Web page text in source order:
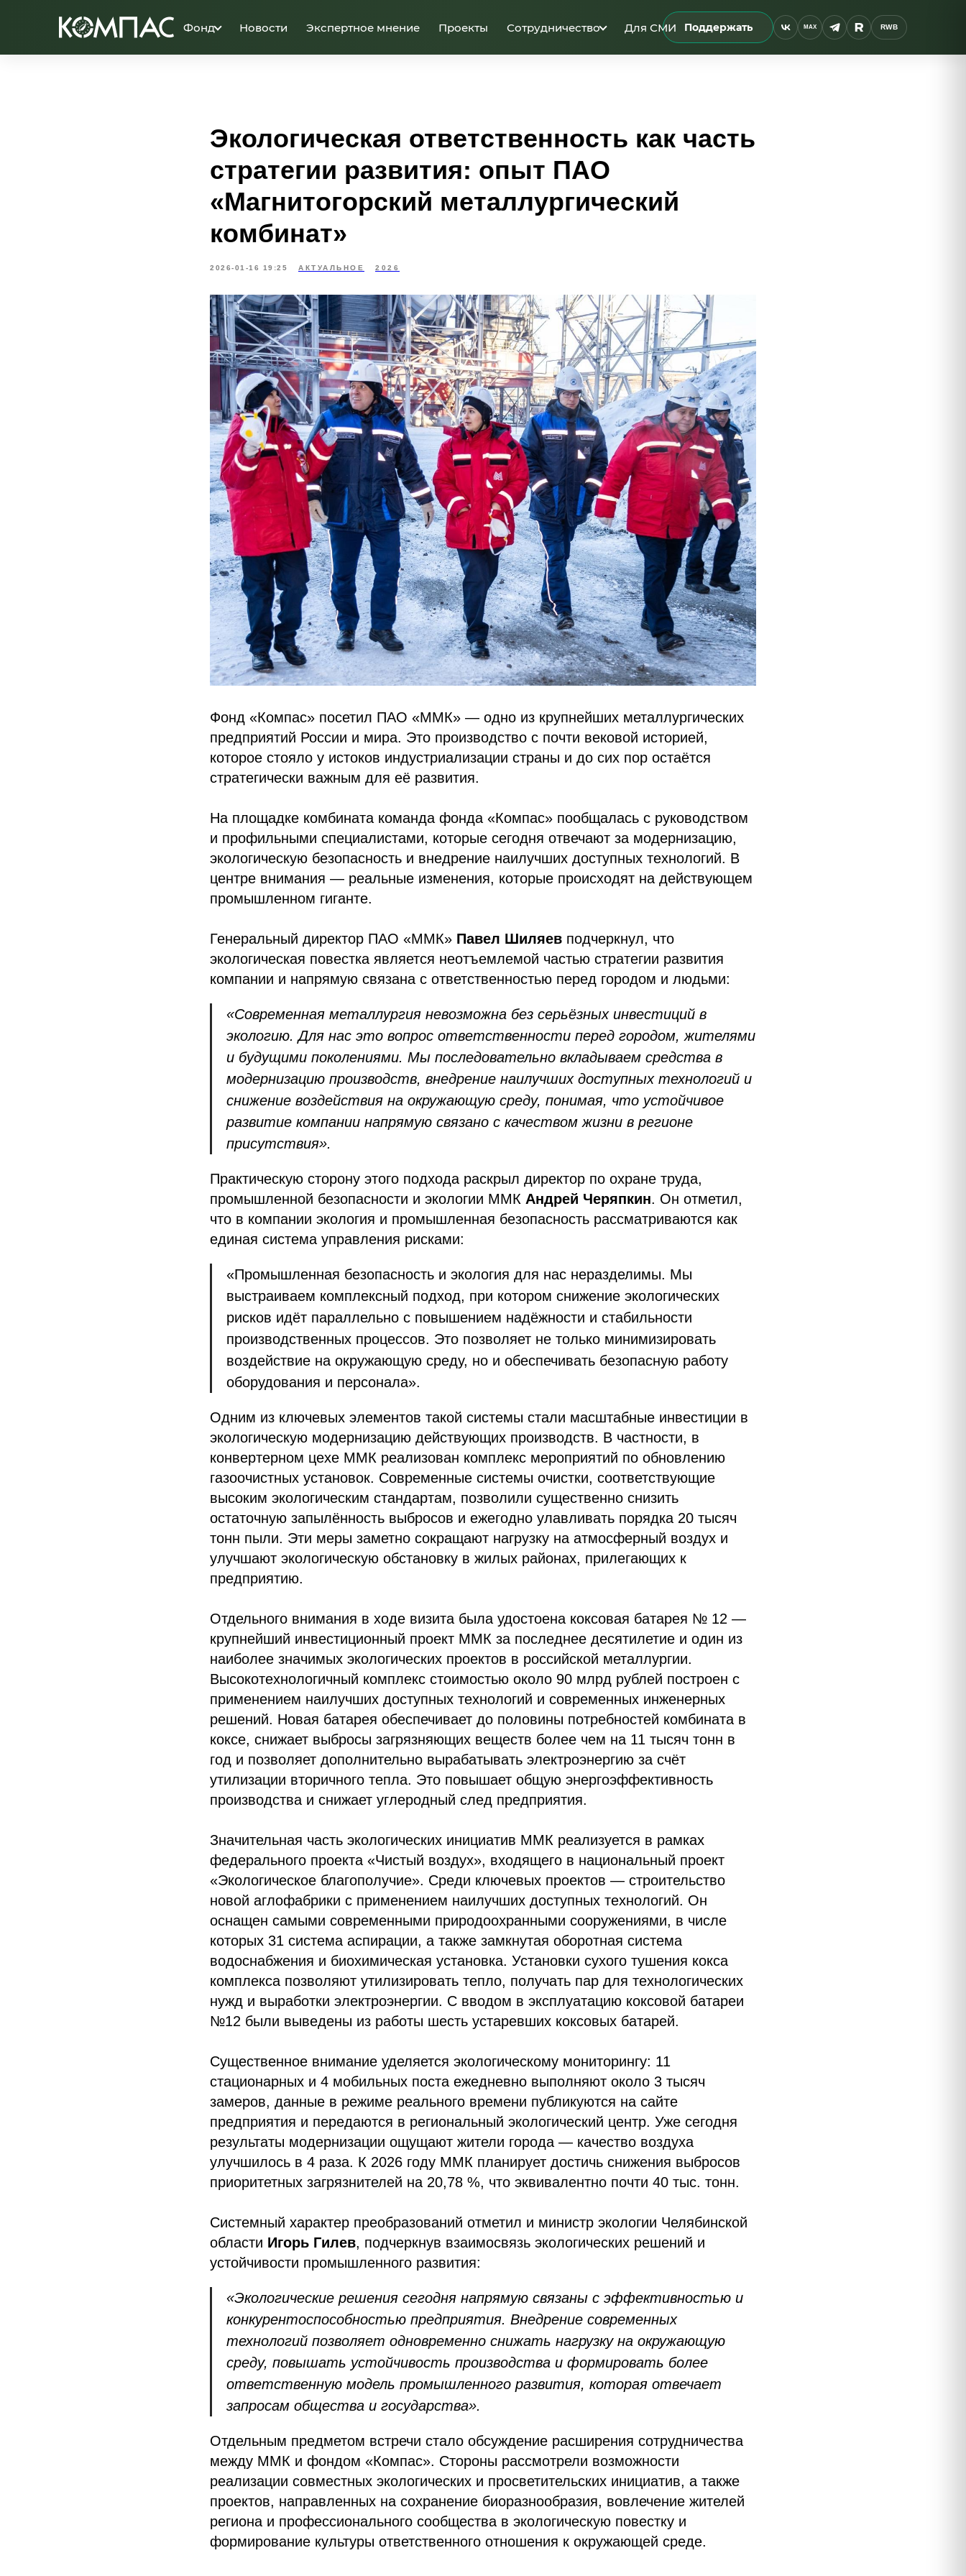
Фонд Новости Экспертное мнение Проекты Сотрудничество Для СМИ Поддержать MAX RWB
Экологическая ответственность как часть
стратегии развития: опыт ПАО
«Магнитогорский металлургический
комбинат»
2026-01-16 19:25 АКТУАЛЬНОЕ 2026
Фонд «Компас» посетил ПАО «ММК» — одно из крупнейших металлургических
предприятий России и мира. Это производство с почти вековой историей,
которое стояло у истоков индустриализации страны и до сих пор остаётся
стратегически важным для её развития.
На площадке комбината команда фонда «Компас» пообщалась с руководством
и профильными специалистами, которые сегодня отвечают за модернизацию,
экологическую безопасность и внедрение наилучших доступных технологий. В
центре внимания — реальные изменения, которые происходят на действующем
промышленном гиганте.
Генеральный директор ПАО «ММК» Павел Шиляев подчеркнул, что
экологическая повестка является неотъемлемой частью стратегии развития
компании и напрямую связана с ответственностью перед городом и людьми:
«Современная металлургия невозможна без серьёзных инвестиций в
экологию. Для нас это вопрос ответственности перед городом, жителями
и будущими поколениями. Мы последовательно вкладываем средства в
модернизацию производств, внедрение наилучших доступных технологий и
снижение воздействия на окружающую среду, понимая, что устойчивое
развитие компании напрямую связано с качеством жизни в регионе
присутствия».
Практическую сторону этого подхода раскрыл директор по охране труда,
промышленной безопасности и экологии ММК Андрей Черяпкин. Он отметил,
что в компании экология и промышленная безопасность рассматриваются как
единая система управления рисками:
«Промышленная безопасность и экология для нас неразделимы. Мы
выстраиваем комплексный подход, при котором снижение экологических
рисков идёт параллельно с повышением надёжности и стабильности
производственных процессов. Это позволяет не только минимизировать
воздействие на окружающую среду, но и обеспечивать безопасную работу
оборудования и персонала».
Одним из ключевых элементов такой системы стали масштабные инвестиции в
экологическую модернизацию действующих производств. В частности, в
конвертерном цехе ММК реализован комплекс мероприятий по обновлению
газоочистных установок. Современные системы очистки, соответствующие
высоким экологическим стандартам, позволили существенно снизить
остаточную запылённость выбросов и ежегодно улавливать порядка 20 тысяч
тонн пыли. Эти меры заметно сокращают нагрузку на атмосферный воздух и
улучшают экологическую обстановку в жилых районах, прилегающих к
предприятию.
Отдельного внимания в ходе визита была удостоена коксовая батарея № 12 —
крупнейший инвестиционный проект ММК за последнее десятилетие и один из
наиболее значимых экологических проектов в российской металлургии.
Высокотехнологичный комплекс стоимостью около 90 млрд рублей построен с
применением наилучших доступных технологий и современных инженерных
решений. Новая батарея обеспечивает до половины потребностей комбината в
коксе, снижает выбросы загрязняющих веществ более чем на 11 тысяч тонн в
год и позволяет дополнительно вырабатывать электроэнергию за счёт
утилизации вторичного тепла. Это повышает общую энергоэффективность
производства и снижает углеродный след предприятия.
Значительная часть экологических инициатив ММК реализуется в рамках
федерального проекта «Чистый воздух», входящего в национальный проект
«Экологическое благополучие». Среди ключевых проектов — строительство
новой аглофабрики с применением наилучших доступных технологий. Он
оснащен самыми современными природоохранными сооружениями, в числе
которых 31 система аспирации, а также замкнутая оборотная система
водоснабжения и биохимическая установка. Установки сухого тушения кокса
комплекса позволяют утилизировать тепло, получать пар для технологических
нужд и выработки электроэнергии. С вводом в эксплуатацию коксовой батареи
№12 были выведены из работы шесть устаревших коксовых батарей.
Существенное внимание уделяется экологическому мониторингу: 11
стационарных и 4 мобильных поста ежедневно выполняют около 3 тысяч
замеров, данные в режиме реального времени публикуются на сайте
предприятия и передаются в региональный экологический центр. Уже сегодня
результаты модернизации ощущают жители города — качество воздуха
улучшилось в 4 раза. К 2026 году ММК планирует достичь снижения выбросов
приоритетных загрязнителей на 20,78 %, что эквивалентно почти 40 тыс. тонн.
Системный характер преобразований отметил и министр экологии Челябинской
области Игорь Гилев, подчеркнув взаимосвязь экологических решений и
устойчивости промышленного развития:
«Экологические решения сегодня напрямую связаны с эффективностью и
конкурентоспособностью предприятия. Внедрение современных
технологий позволяет одновременно снижать нагрузку на окружающую
среду, повышать устойчивость производства и формировать более
ответственную модель промышленного развития, которая отвечает
запросам общества и государства».
Отдельным предметом встречи стало обсуждение расширения сотрудничества
между ММК и фондом «Компас». Стороны рассмотрели возможности
реализации совместных экологических и просветительских инициатив, а также
проектов, направленных на сохранение биоразнообразия, вовлечение жителей
региона и профессионального сообщества в экологическую повестку и
формирование культуры ответственного отношения к окружающей среде.